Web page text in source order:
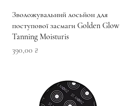
Швидкий перегляд
Зволожувальний лосьйон для
поступової засмаги Golden Glow
Tanning Moisturis
Ціна
390,00 ₴